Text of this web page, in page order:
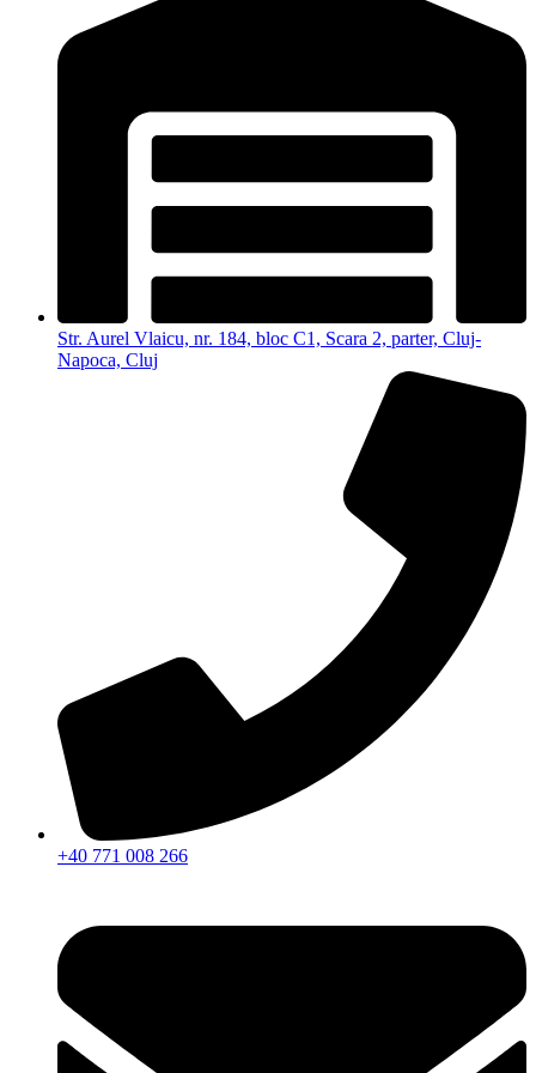
Str. Aurel Vlaicu, nr. 184, bloc C1, Scara 2, parter, Cluj-
Napoca, Cluj
+40 771 008 266